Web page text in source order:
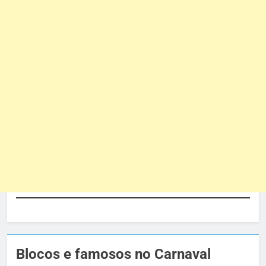
Blocos e famosos no Carnaval